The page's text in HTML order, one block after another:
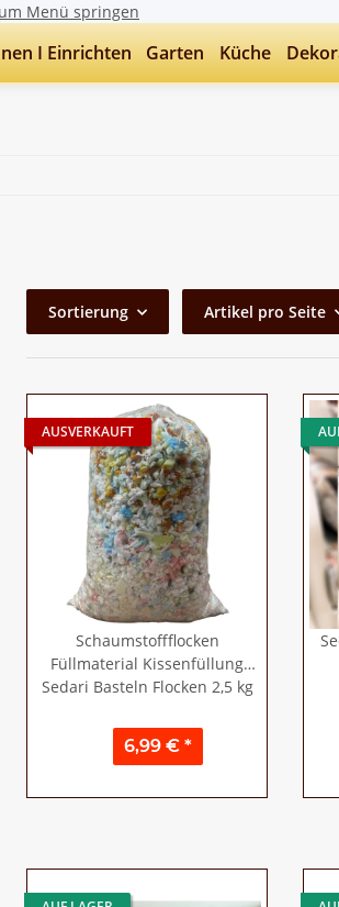
Menü springen
I Einrichten Garten Küche
Sortierung Artikel pro Seite
AUSVERKAUFT
Schaumstoffflocken
Füllmaterial Kissenfüllung
Sedari Basteln Flocken 2,5 kg
6,99 € *